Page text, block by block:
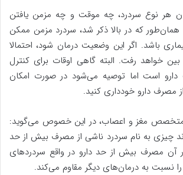
هر نوع سردرد، چه موقت و چه مزمن یافتن
که در بالا ذکر شد، سردرد مزمن ممکن
باشد. اگر این وضعیت درمان شود، احتمالا
خواهد رفت. البته گاهی اوقات برای کنترل
دارو است اما توصیه می‌شود در صورت امکان
مصرف دارو خودداری کنید.
متخصص مغز و اعصاب، در این خصوص می‌گوید:
چیزی به نام سردرد ناشی از مصرف بیش از حد
در آن مصرف بیش از حد دارو در واقع سردردهای
را نسبت به درمان‌های دیگر مقاوم می‌کند.